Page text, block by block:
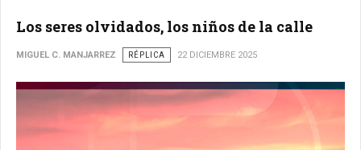
Los seres olvidados, los niños de la calle
MIGUEL C. MANJARREZ RÉPLICA 22 DICIEMBRE 2025